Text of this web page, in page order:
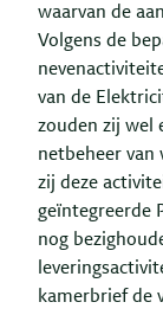
waarvan de
Volgens de
van de
zouden zij wel
netbeheer van
zij deze
geïntegreerde
nog
kamerbrief de